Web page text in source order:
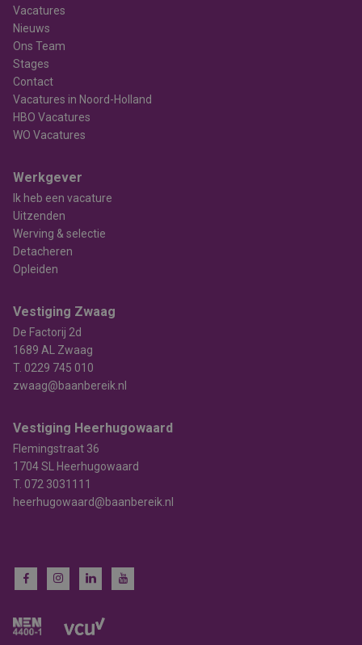
Vacatures
Nieuws
Ons Team
Stages
Contact
Vacatures in Noord-Holland
HBO Vacatures
WO Vacatures
Werkgever
Ik heb een vacature
Uitzenden
Werving & selectie
Detacheren
Opleiden
Vestiging Zwaag
De Factorij 2d
1689 AL Zwaag
T. 0229 745 010
zwaag@baanbereik.nl
Vestiging Heerhugowaard
Flemingstraat 36
1704 SL Heerhugowaard
T. 072 3031111
heerhugowaard@baanbereik.nl